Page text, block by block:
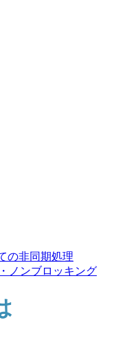
の非同期処理
ノンブロッキング